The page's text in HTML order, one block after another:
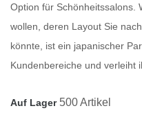
Option für Schönheitssalons.
wollen, deren Layout Sie
könnte, ist ein japanischer
Kundenbereiche und verleiht
Auf Lager 500 Artikel